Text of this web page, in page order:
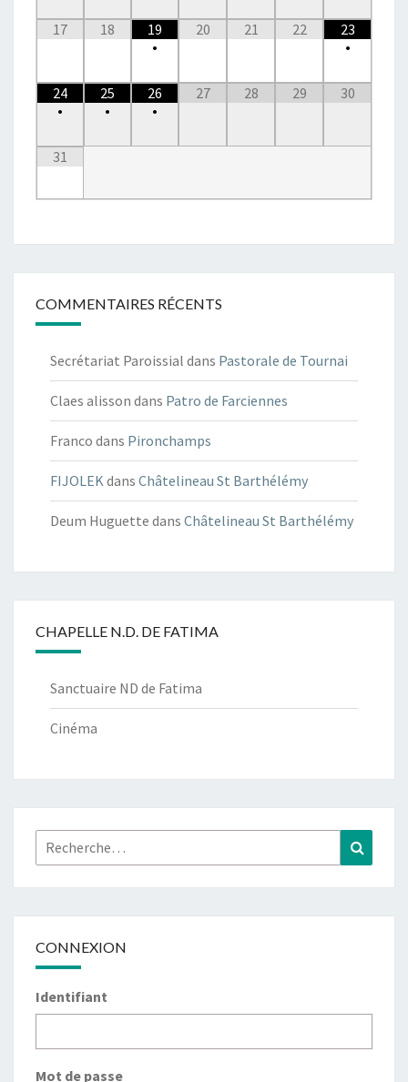
17 18
19
•
20 21 22
23
•
24
•
25
•
26
•
27 28 29 30
31
COMMENTAIRES RÉCENTS
Secrétariat Paroissial dans Pastorale de Tournai
Claes alisson dans Patro de Farciennes
Franco dans Pironchamps
FIJOLEKdans Châtelineau St Barthélémy
Deum Huguette dans Châtelineau St Barthélémy
CHAPELLE N.D. DE FATIMA
Sanctuaire ND de Fatima
Cinéma
Rechercher :
CONNEXION
Identifiant
Mot de passe